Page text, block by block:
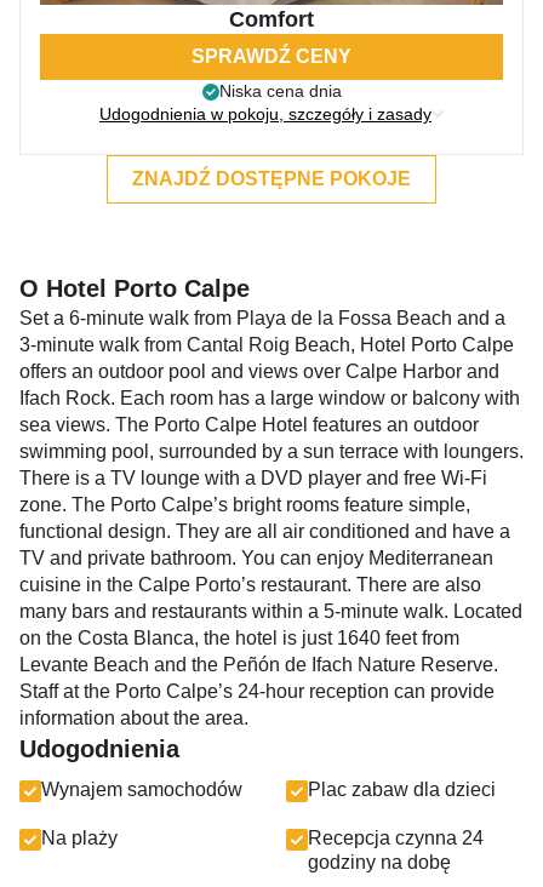
Comfort
SPRAWDŹ CENY
Niska cena dnia
Udogodnienia w pokoju, szczegóły i zasady
ZNAJDŹ DOSTĘPNE POKOJE
O Hotel Porto Calpe
Set a 6-minute walk from Playa de la Fossa Beach and a
3-minute walk from Cantal Roig Beach, Hotel Porto Calpe
offers an outdoor pool and views over Calpe Harbor and
Ifach Rock. Each room has a large window or balcony with
sea views. The Porto Calpe Hotel features an outdoor
swimming pool, surrounded by a sun terrace with loungers.
There is a TV lounge with a DVD player and free Wi-Fi
zone. The Porto Calpe’s bright rooms feature simple,
functional design. They are all air conditioned and have a
TV and private bathroom. You can enjoy Mediterranean
cuisine in the Calpe Porto’s restaurant. There are also
many bars and restaurants within a 5-minute walk. Located
on the Costa Blanca, the hotel is just 1640 feet from
Levante Beach and the Peñón de Ifach Nature Reserve.
Staff at the Porto Calpe’s 24-hour reception can provide
information about the area.
Udogodnienia
Wynajem samochodów Plac zabaw dla dzieci
Na plaży
Recepcja czynna 24
godziny na dobę